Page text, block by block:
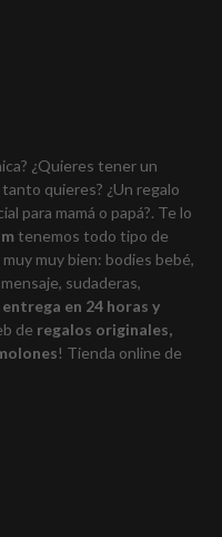
¿Quieres tener un
quieres? ¿Un regalo
para mamá o papá?. Te lo
tenemos todo tipo de
muy bien: bodies bebé,
sudaderas,
entrega en 24 horas y
de regalos originales,
! Tienda online de